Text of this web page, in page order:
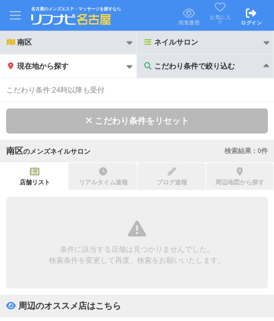
名古屋のメンズエステ・マッサージを探すなら
閲覧履歴
お気に入
り
ログイン
南区 ネイルサロン
現在地から探す こだわり条件で絞り込む
こだわり条件で絞り込む
初回割引あり リピーター割引あり
団体様歓迎
ペアルームあり
こだわり条件:24時以降も受付
こだわり条件をリセット
南区の メンズネイルサロン 検索結果 : 0件
店舗リスト リアルタイム速報 ブログ速報 周辺地図から探す
条件に該当する店舗は見つかりませんでした。
検索条件を変更して再度、検索をお願いいたします。
周辺のオススメ店はこちら